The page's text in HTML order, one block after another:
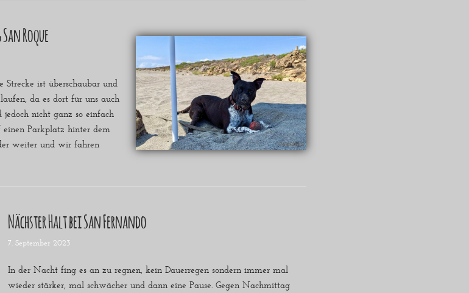
Roque
Strecke ist überschaubar und
da es dort für uns auch
nicht ganz so einfach
Parkplatz hinter dem
weiter und wir fahren
Nächster Halt bei San Fernando
7. September 2023
In der Nacht fing es an zu regnen, kein Dauerregen sondern immer mal
wieder stärker, mal schwächer und dann eine Pause. Gegen Nachmittag